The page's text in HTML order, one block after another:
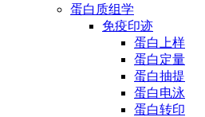
蛋白质组学
免疫印迹
蛋白上样
蛋白定量
蛋白抽提
蛋白电泳
蛋白转印